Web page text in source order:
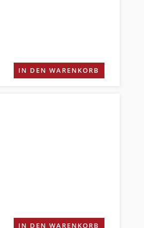
IN DEN WARENKORB
IN DEN WARENKORB